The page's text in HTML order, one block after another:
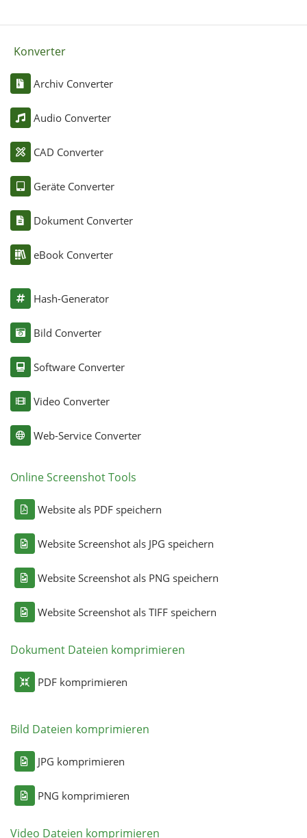
Konverter
Archiv Converter
Audio Converter
CAD Converter
Geräte Converter
Dokument Converter
eBook Converter
Hash-Generator
Bild Converter
Software Converter
Video Converter
Web-Service Converter
Online Screenshot Tools
Website als PDF speichern
Website Screenshot als JPG speichern
Website Screenshot als PNG speichern
Website Screenshot als TIFF speichern
Dokument Dateien komprimieren
PDF komprimieren
Bild Dateien komprimieren
JPG komprimieren
PNG komprimieren
Video Dateien komprimieren